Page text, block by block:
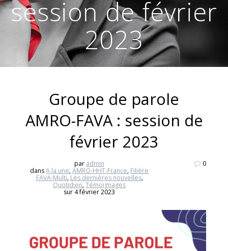
session de février
2023
Groupe de parole
AMRO-FAVA : session de
février 2023
par admin
dansA la une,AMRO-HHT-France, Filière
FAVA-Multi, Les dernières nouvelles,
Quotidien,Témoignages
sur 4 février 2023
0